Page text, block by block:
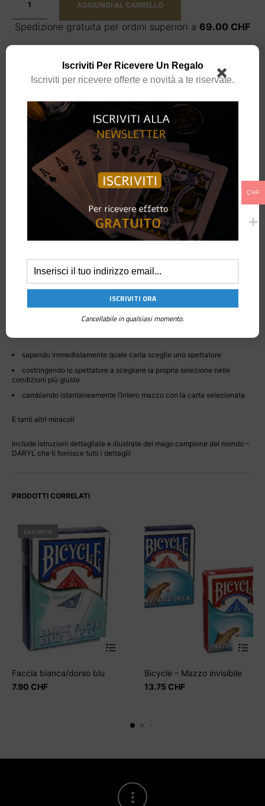
AGGIUNGI AL CARRELLO
Spedizione gratuita per ordini superiori a 69.00 CHF
COD:N/A
CATEGORIE:
CARTE SPECIALI, CLOSE-UP
BICYCLE
DESCRIZIONE
INFORMAZIONI AGGIUNTIVE
Un fantastico mazzo di carte Bicycle che ti permette di fare qualsiasi
consente anche di smazzare il mazzo di carte per mostrare che tutte le
sapendo immediatamente quale carta sceglie uno spettatore
costringendo lo spettatore a scegliere la propria selezione nelle
condizioni più giuste
cambiando istantaneamente l’intero mazzo con la carta selezionata
E tanti altri miracoli
Include istruzioni dettagliate e illustrate del mago campione del mondo –
DARYL che ti fornisce tutti i dettagli!
PRODOTTI CORRELATI
ESAURITO
Faccia bianca/dorso blu
7.90 CHF
prodotto
nella
Bicycle – Mazzo invisibile
13.75 CHF
CHF
Iscriviti Per Ricevere Un Regalo
Iscriviti per ricevere offerte e novità a te riservate.
Cancellabile in qualsiasi momento.